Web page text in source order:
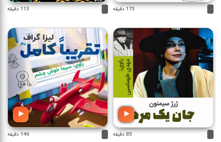
173 دقیقه 113 دقیقه
85 دقیقه 146 دقیقه